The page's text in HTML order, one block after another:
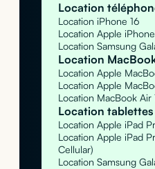
Location
Location iPhone 16
Location Apple
Location Samsung
Location
Location Apple
Location Apple
Location MacBook Air
Location
Location Apple iPad
Location Apple iPad
Cellular)
Location Samsung